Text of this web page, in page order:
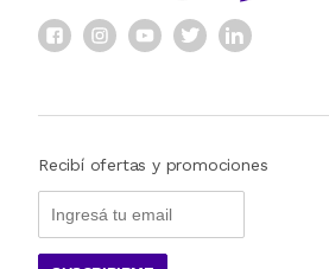
Recibí ofertas y promociones